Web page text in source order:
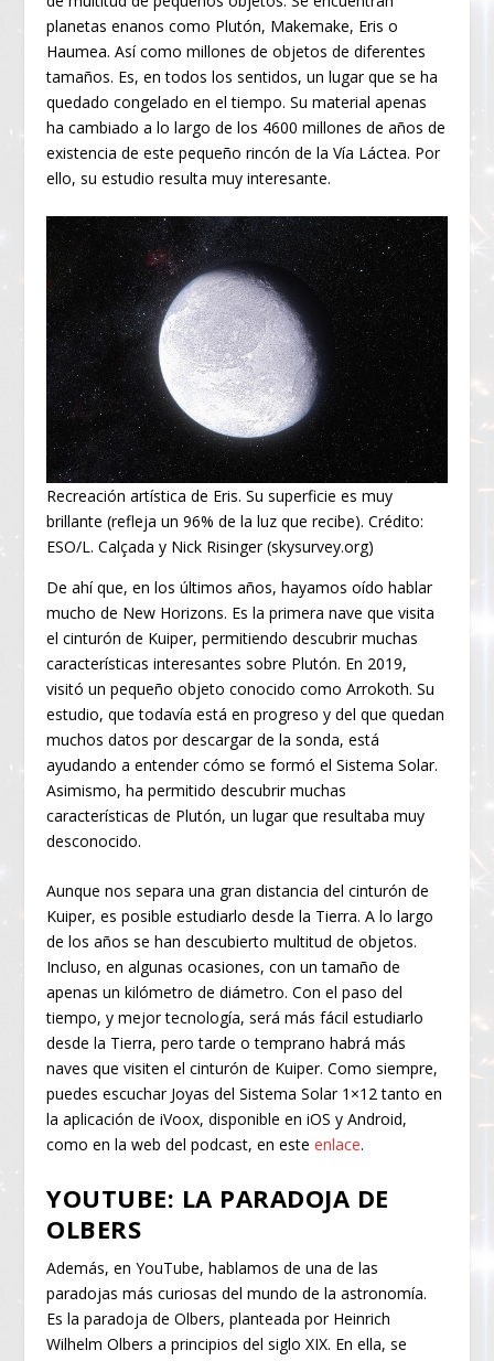
planetas enanos como Plutón, Makemake, Eris o
Haumea. Así como millones de objetos de diferentes
tamaños. Es, en todos los sentidos, un lugar que se ha
quedado congelado en el tiempo. Su material apenas
ha cambiado a lo largo de los 4600 millones de años de
existencia de este pequeño rincón de la Vía Láctea. Por
ello, su estudio resulta muy interesante.
Recreación artística de Eris. Su superficie es muy
brillante (refleja un 96% de la luz que recibe). Crédito:
ESO/L. Calçada y Nick Risinger (skysurvey.org)
De ahí que, en los últimos años, hayamos oído hablar
mucho de New Horizons. Es la primera nave que visita
el cinturón de Kuiper, permitiendo descubrir muchas
características interesantes sobre Plutón. En 2019,
visitó un pequeño objeto conocido como Arrokoth. Su
estudio, que todavía está en progreso y del que quedan
muchos datos por descargar de la sonda, está
ayudando a entender cómo se formó el Sistema Solar.
Asimismo, ha permitido descubrir muchas
características de Plutón, un lugar que resultaba muy
desconocido.
Aunque nos separa una gran distancia del cinturón de
Kuiper, es posible estudiarlo desde la Tierra. A lo largo
de los años se han descubierto multitud de objetos.
Incluso, en algunas ocasiones, con un tamaño de
apenas un kilómetro de diámetro. Con el paso del
tiempo, y mejor tecnología, será más fácil estudiarlo
desde la Tierra, pero tarde o temprano habrá más
naves que visiten el cinturón de Kuiper. Como siempre,
puedes escuchar Joyas del Sistema Solar 1×12 tanto en
la aplicación de iVoox, disponible en iOS y Android,
como en la web del podcast, en esteenlace.
YOUTUBE: LA PARADOJA DE
OLBERS
Además, en YouTube, hablamos de una de las
paradojas más curiosas del mundo de la astronomía.
Es la paradoja de Olbers, planteada por Heinrich
Wilhelm Olbers a principios del siglo XIX. En ella, se